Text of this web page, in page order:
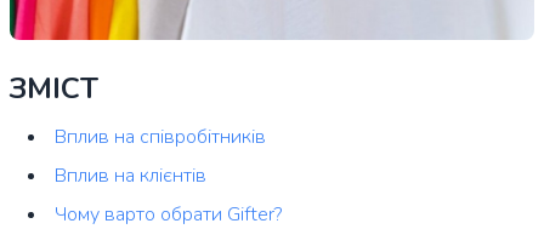
ЗМІСТ
Вплив на співробітників
Вплив на клієнтів
Чому варто обрати Gifter?